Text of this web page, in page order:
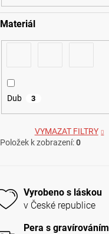
Materiál
Dub 3
VYMAZAT FILTRY
Položek k zobrazení:0
Vyrobeno s láskou
v České republice
Pera s gravírováním